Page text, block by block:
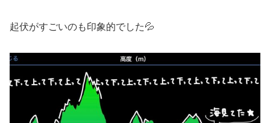
起伏がすごいのも印象的でした💦